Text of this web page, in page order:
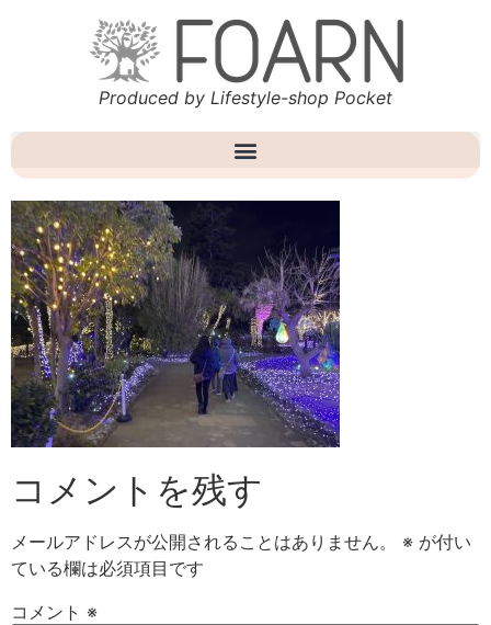
Produced by Lifestyle-shop Pocket
コメントを残す
メールアドレスが公開されることはありません。 ※ が付い
ている欄は必須項目です
コメント ※